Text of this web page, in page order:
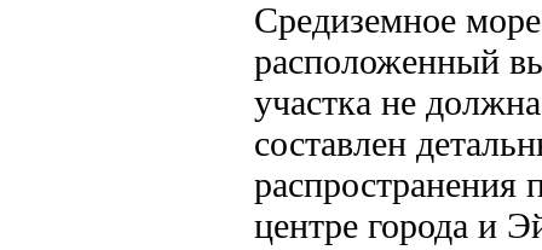
Средиземное
располо­женный
участка не
составлен
центре города и